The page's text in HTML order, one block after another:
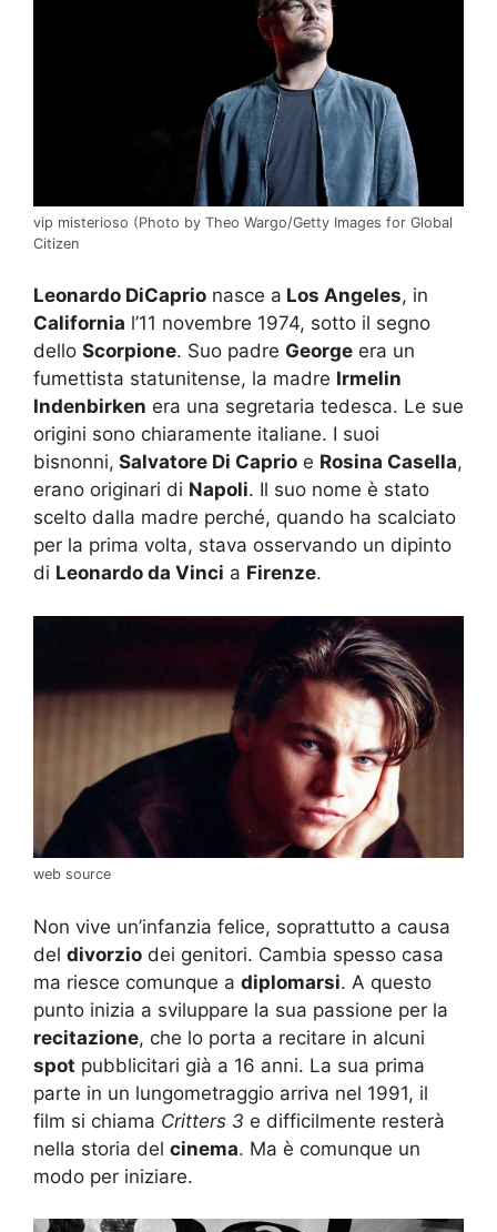
vip misterioso (Photo by Theo Wargo/Getty Images for Global
Citizen
Leonardo DiCaprio nasce a Los Angeles, in
California l’11 novembre 1974, sotto il segno
dello Scorpione. Suo padre George era un
fumettista statunitense, la madre Irmelin
Indenbirken era una segretaria tedesca. Le sue
origini sono chiaramente italiane. I suoi
bisnonni, Salvatore Di Caprio e Rosina Casella,
erano originari di Napoli. Il suo nome è stato
scelto dalla madre perché, quando ha scalciato
per la prima volta, stava osservando un dipinto
di Leonardo da Vinci a Firenze.
web source
Non vive un’infanzia felice, soprattutto a causa
del divorzio dei genitori. Cambia spesso casa
ma riesce comunque a diplomarsi. A questo
punto inizia a sviluppare la sua passione per la
recitazione, che lo porta a recitare in alcuni
spot pubblicitari già a 16 anni. La sua prima
parte in un lungometraggio arriva nel 1991, il
film si chiama Critters 3 e difficilmente resterà
nella storia del cinema. Ma è comunque un
modo per iniziare.